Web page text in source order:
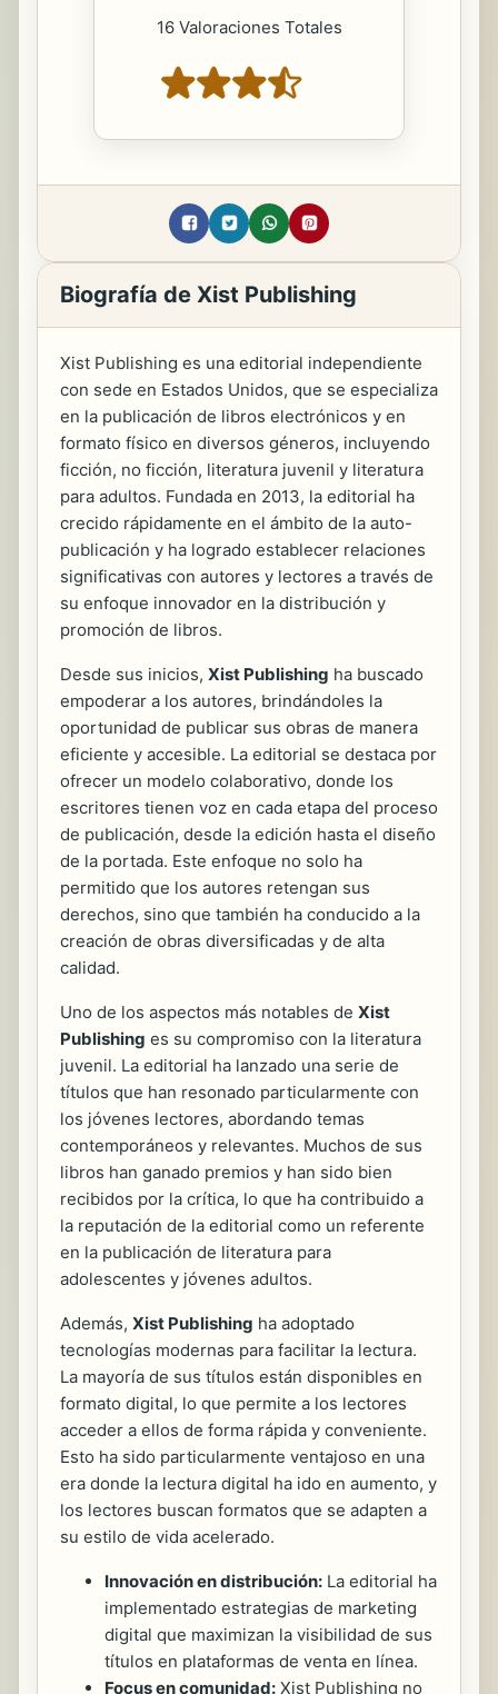
16 Valoraciones Totales
Biografía de Xist Publishing
Xist Publishing es una editorial independiente
con sede en Estados Unidos, que se especializa
en la publicación de libros electrónicos y en
formato físico en diversos géneros, incluyendo
ficción, no ficción, literatura juvenil y literatura
para adultos. Fundada en 2013, la editorial ha
crecido rápidamente en el ámbito de la auto-
publicación y ha logrado establecer relaciones
significativas con autores y lectores a través de
su enfoque innovador en la distribución y
promoción de libros.
Desde sus inicios, Xist Publishing ha buscado
empoderar a los autores, brindándoles la
oportunidad de publicar sus obras de manera
eficiente y accesible. La editorial se destaca por
ofrecer un modelo colaborativo, donde los
escritores tienen voz en cada etapa del proceso
de publicación, desde la edición hasta el diseño
de la portada. Este enfoque no solo ha
permitido que los autores retengan sus
derechos, sino que también ha conducido a la
creación de obras diversificadas y de alta
calidad.
Uno de los aspectos más notables de Xist
Publishing es su compromiso con la literatura
juvenil. La editorial ha lanzado una serie de
títulos que han resonado particularmente con
los jóvenes lectores, abordando temas
contemporáneos y relevantes. Muchos de sus
libros han ganado premios y han sido bien
recibidos por la crítica, lo que ha contribuido a
la reputación de la editorial como un referente
en la publicación de literatura para
adolescentes y jóvenes adultos.
Además, Xist Publishing ha adoptado
tecnologías modernas para facilitar la lectura.
La mayoría de sus títulos están disponibles en
formato digital, lo que permite a los lectores
acceder a ellos de forma rápida y conveniente.
Esto ha sido particularmente ventajoso en una
era donde la lectura digital ha ido en aumento, y
los lectores buscan formatos que se adapten a
su estilo de vida acelerado.
Innovación en distribución: La editorial ha
implementado estrategias de marketing
digital que maximizan la visibilidad de sus
títulos en plataformas de venta en línea.
Focus en comunidad: Xist Publishing no